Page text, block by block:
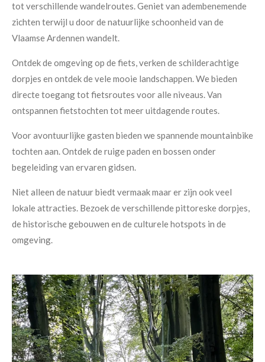
tot verschillende wandelroutes. Geniet van adembenemende
zichten terwijl u door de natuurlijke schoonheid van de
Vlaamse Ardennen wandelt.
Ontdek de omgeving op de fiets, verken de schilderachtige
dorpjes en ontdek de vele mooie landschappen. We bieden
directe toegang tot fietsroutes voor alle niveaus. Van
ontspannen fietstochten tot meer uitdagende routes.
Voor avontuurlijke gasten bieden we spannende mountainbike
tochten aan. Ontdek de ruige paden en bossen onder
begeleiding van ervaren gidsen.
Niet alleen de natuur biedt vermaak maar er zijn ook veel
lokale attracties. Bezoek de verschillende pittoreske dorpjes,
de historische gebouwen en de culturele hotspots in de
omgeving.